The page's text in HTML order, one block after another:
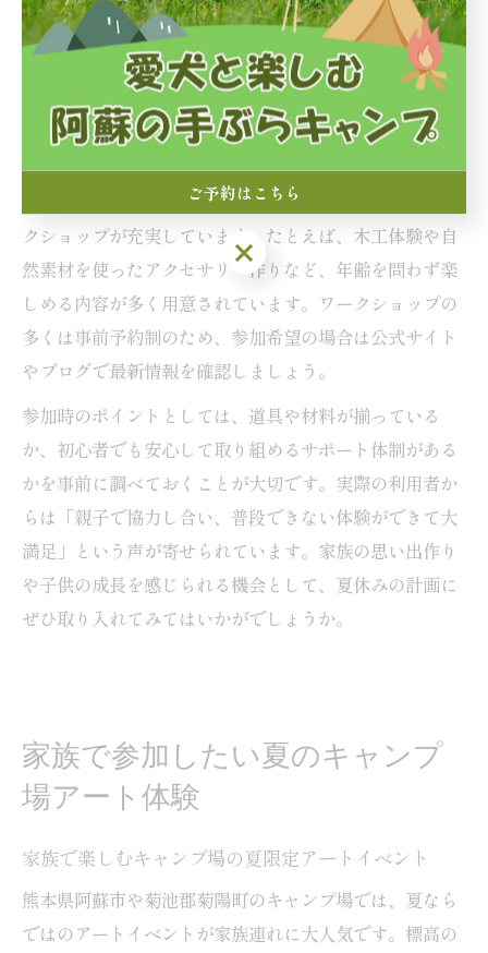
め、初めて利用する方にとって安心材料となります。口
コミや写真を活用し、現地の雰囲気や楽しみ方を事前に
イメージしておくのがおすすめです。
菊陽町のキャンプ場では、親子で一緒に参加できるワー
クショップが充実しています。たとえば、木工体験や自
然素材を使ったアクセサリー作りなど、年齢を問わず楽
しめる内容が多く用意されています。ワークショップの
多くは事前予約制のため、参加希望の場合は公式サイト
やブログで最新情報を確認しましょう。
参加時のポイントとしては、道具や材料が揃っている
か、初心者でも安心して取り組めるサポート体制がある
かを事前に調べておくことが大切です。実際の利用者か
らは「親子で協力し合い、普段できない体験ができて大
満足」という声が寄せられています。家族の思い出作り
や子供の成長を感じられる機会として、夏休みの計画に
ぜひ取り入れてみてはいかがでしょうか。
家族で参加したい夏のキャンプ
場アート体験
家族で楽しむキャンプ場の夏限定アートイベント
熊本県阿蘇市や菊池郡菊陽町のキャンプ場では、夏なら
ではのアートイベントが家族連れに大人気です。標高の
ご予約はこちら
ご予約はこちら